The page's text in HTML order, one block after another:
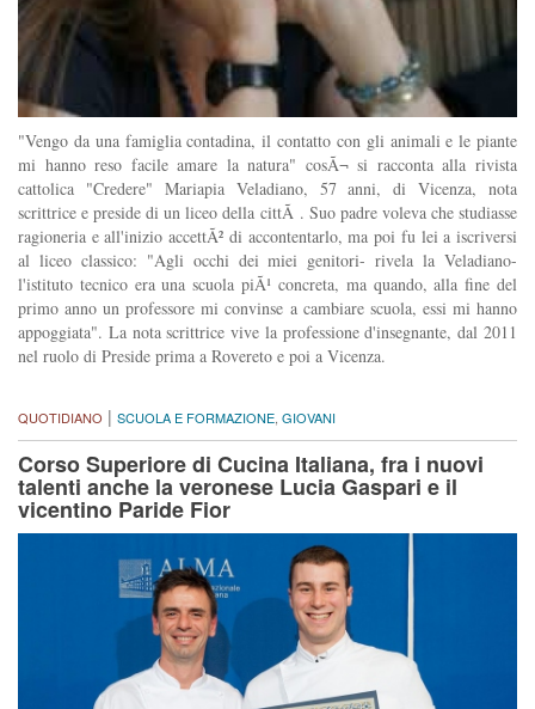
"Vengo da una famiglia contadina, il contatto con gli animali e le piante
mi hanno reso facile amare la natura" cosÃ¬ si racconta alla rivista
cattolica "Credere" Mariapia Veladiano, 57 anni, di Vicenza, nota
scrittrice e preside di un liceo della cittÃ . Suo padre voleva che studiasse
ragioneria e all'inizio accettÃ² di accontentarlo, ma poi fu lei a iscriversi
al liceo classico: "Agli occhi dei miei genitori- rivela la Veladiano-
l'istituto tecnico era una scuola piÃ¹ concreta, ma quando, alla fine del
primo anno un professore mi convinse a cambiare scuola, essi mi hanno
appoggiata". La nota scrittrice vive la professione d'insegnante, dal 2011
nel ruolo di Preside prima a Rovereto e poi a Vicenza.
QUOTIDIANO | SCUOLA E FORMAZIONE GIOVANI
Corso Superiore di Cucina Italiana, fra i nuovi
talenti anche la veronese Lucia Gaspari e il
vicentino Paride Fior